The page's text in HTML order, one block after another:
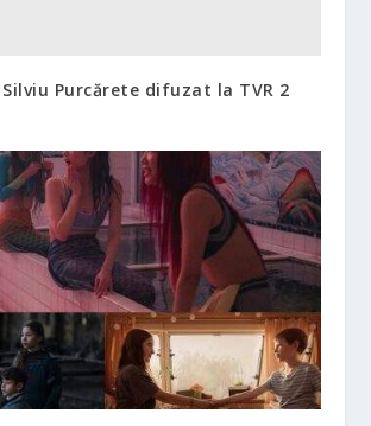
Purcărete difuzat la TVR 2